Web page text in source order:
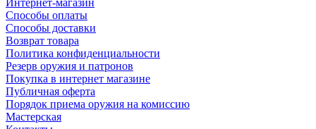
Интернет-магазин
Способы оплаты
Способы доставки
Возврат товара
Политика конфиденциальности
Резерв оружия и патронов
Покупка в интернет магазине
Публичная оферта
Порядок приема оружия на комиссию
Мастерская